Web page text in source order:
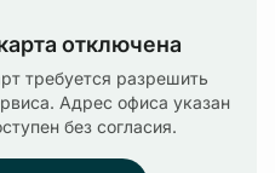
отключена
требуется разрешить
Адрес офиса указан
без согласия.